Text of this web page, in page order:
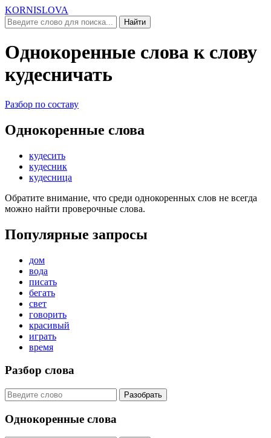
KORNISLOVA
Найти
Однокоренные слова к слову
кудесничать
Разбор по составу
Однокоренные слова
кудесить
кудесник
кудесница
Обратите внимание, что среди однокоренных слов не всегда
можно найти проверочные слова.
Популярные запросы
дом
вода
писать
бегать
свет
говорить
красивый
играть
время
Разбор слова
Разобрать
Однокоренные слова